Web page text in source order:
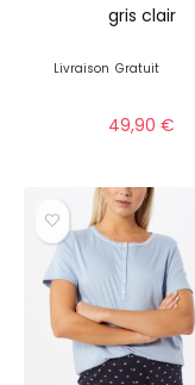
gris clair
Livraison Gratuit
49,90€